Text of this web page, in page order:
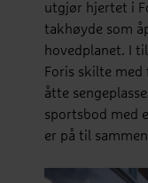
utgjør hjertet i
takhøyde som
hovedplanet. I
Foris skilte
åtte
sportsbod med
er på til